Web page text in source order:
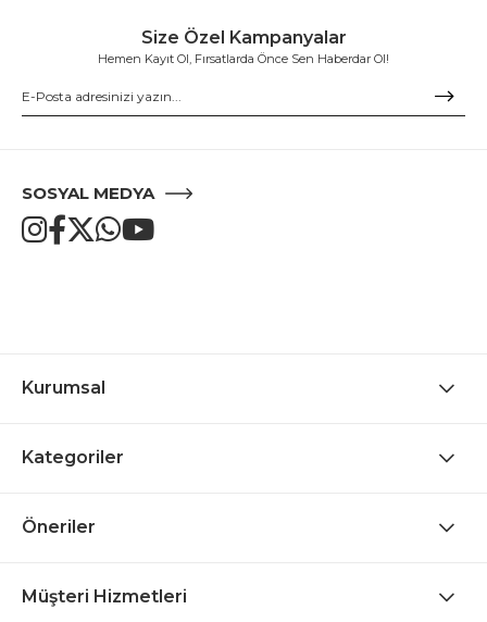
Size Özel Kampanyalar
Hemen Kayıt Ol, Fırsatlarda Önce Sen Haberdar Ol!
SOSYAL MEDYA
Kurumsal
Kategoriler
Öneriler
Müşteri Hizmetleri